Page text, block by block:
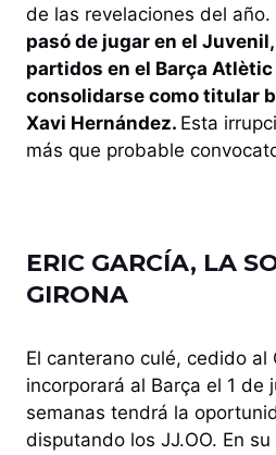
de las revelaciones del año.
pasó de jugar en el
partidos en el Barça
consolidarse como titular
Xavi Hernández. Esta
más que probable
ERIC GARCÍA, LA
GIRONA
El canterano culé, cedido al
incorporará al Barça el 1 de
semanas tendrá la
disputando los JJ.OO. En